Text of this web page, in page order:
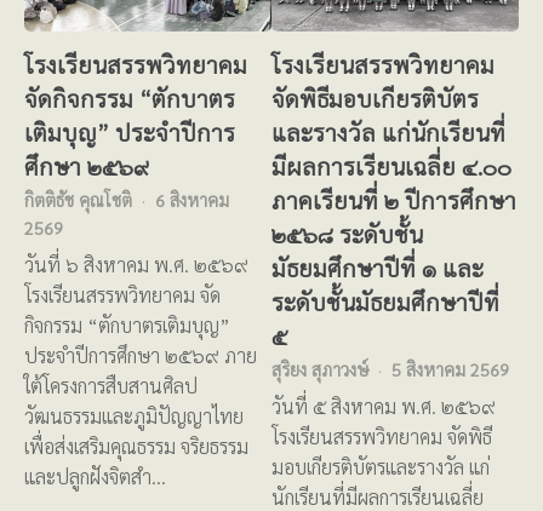
โรงเรียนสรรพวิทยาคม
จัดกิจกรรม “ตักบาตร
เติมบุญ” ประจำปีการ
ศึกษา ๒๕๖๙
กิตติธัช คุณโชติ
6 สิงหาคม
2569
วันที่ ๖ สิงหาคม พ.ศ. ๒๕๖๙
โรงเรียนสรรพวิทยาคม จัด
กิจกรรม “ตักบาตรเติมบุญ”
ประจำปีการศึกษา ๒๕๖๙ ภาย
ใต้โครงการสืบสานศิลป
วัฒนธรรมและภูมิปัญญาไทย
เพื่อส่งเสริมคุณธรรม จริยธรรม
และปลูกฝังจิตสำ…
โรงเรียนสรรพวิทยาคม
จัดพิธีมอบเกียรติบัตร
และรางวัล แก่นักเรียนที่
มีผลการเรียนเฉลี่ย ๔.๐๐
ภาคเรียนที่ ๒ ปีการศึกษา
๒๕๖๘ ระดับชั้น
มัธยมศึกษาปีที่ ๑ และ
ระดับชั้นมัธยมศึกษาปีที่
๕
สุริยง สุภาวงษ์ 5 สิงหาคม 2569
วันที่ ๕ สิงหาคม พ.ศ. ๒๕๖๙
โรงเรียนสรรพวิทยาคม จัดพิธี
มอบเกียรติบัตรและรางวัล แก่
นักเรียนที่มีผลการเรียนเฉลี่ย